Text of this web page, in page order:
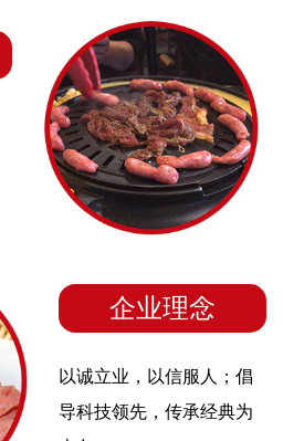
企业理念
以诚立业，以信服人；倡
导科技领先，传承经典为